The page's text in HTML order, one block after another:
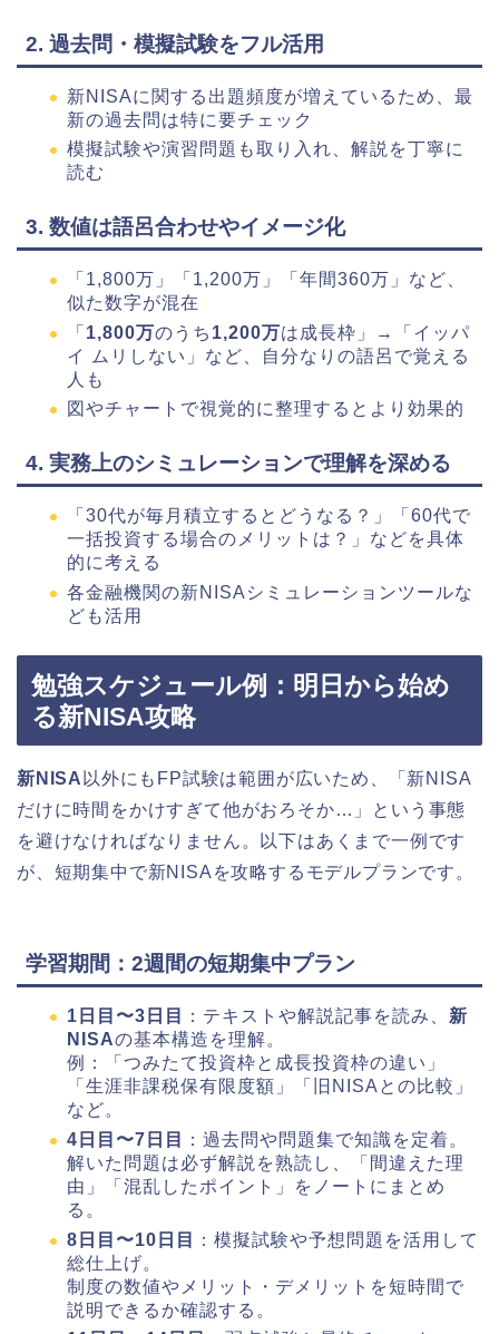
2. 過去問・模擬試験をフル活用
新NISAに関する出題頻度が増えているため、最
新の過去問は特に要チェック
模擬試験や演習問題も取り入れ、解説を丁寧に
読む
3. 数値は語呂合わせやイメージ化
「1,800万」「1,200万」「年間360万」など、
似た数字が混在
「 1,800万のうち 1,200万は成長枠」→「イッパ
イ ムリしない」など、自分なりの語呂で覚える
人も
図やチャートで視覚的に整理するとより効果的
4. 実務上のシミュレーションで理解を深める
「30代が毎月積立するとどうなる？」「60代で
一括投資する場合のメリットは？」などを具体
的に考える
各金融機関の新NISAシミュレーションツールな
ども活用
勉強スケジュール例：明日から始め
る新NISA攻略
新NISA 以外にもFP試験は範囲が広いため、「新NISA
だけに時間をかけすぎて他がおろそか…」という事態
を避けなければなりません。以下はあくまで一例です
が、短期集中で新NISAを攻略するモデルプランです。
学習期間：2週間の短期集中プラン
1日目〜3日目 ：テキストや解説記事を読み、 新
NISAの基本構造を理解。
例：「つみたて投資枠と成長投資枠の違い」
「生涯非課税保有限度額」「旧NISAとの比較」
など。
4日目〜7日目
：過去問や問題集で知識を定着。
解いた問題は必ず解説を熟読し、「間違えた理
由」「混乱したポイント」をノートにまとめ
る。
8日目〜10日目
：模擬試験や予想問題を活用して
総仕上げ。
制度の数値やメリット・デメリットを短時間で
説明できるか確認する。